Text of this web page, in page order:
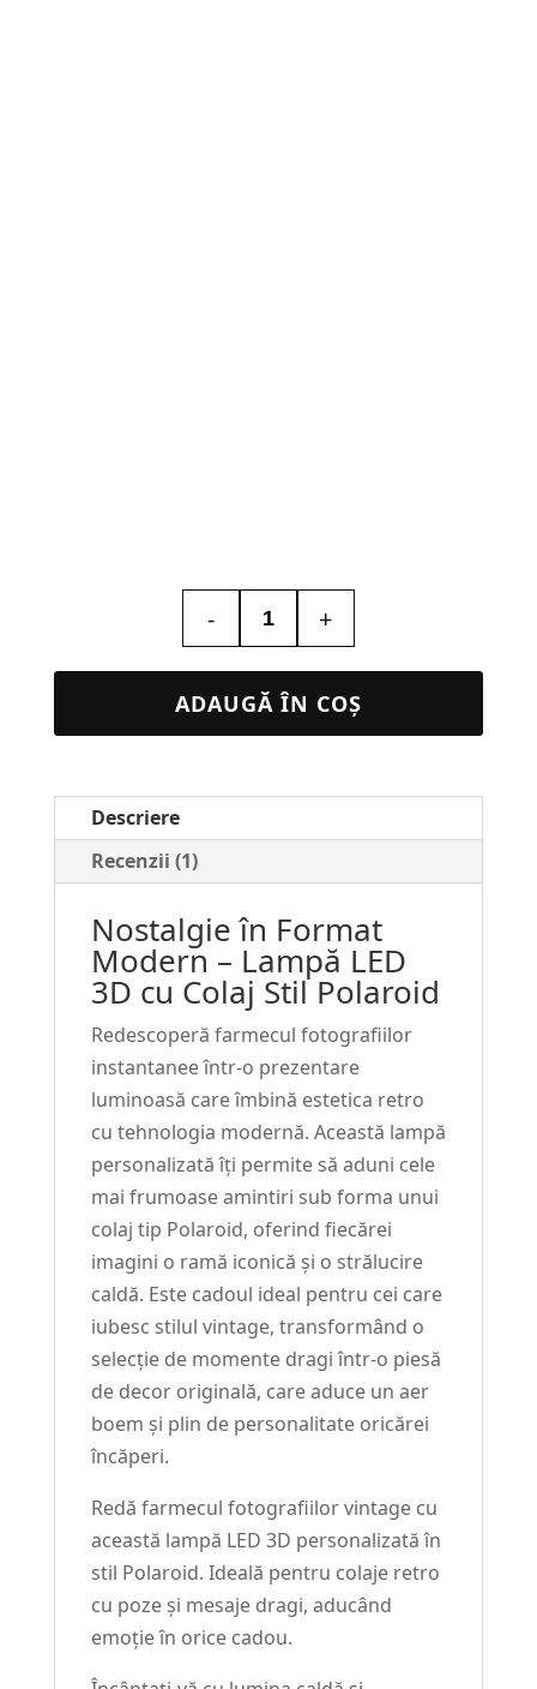
-
Cantitate
Lampa
LED
3D
Polaroid
Retro
Personalizat
#31
+
ADAUGĂ ÎN COȘ
Descriere
Recenzii (1)
Nostalgie în Format
Modern – Lampă LED
3D cu Colaj Stil Polaroid
Redescoperă farmecul fotografiilor
instantanee într-o prezentare
luminoasă care îmbină estetica retro
cu tehnologia modernă. Această lampă
personalizată îți permite să aduni cele
mai frumoase amintiri sub forma unui
colaj tip Polaroid, oferind fiecărei
imagini o ramă iconică și o strălucire
caldă. Este cadoul ideal pentru cei care
iubesc stilul vintage, transformând o
selecție de momente dragi într-o piesă
de decor originală, care aduce un aer
boem și plin de personalitate oricărei
încăperi.
Redă farmecul fotografiilor vintage cu
această lampă LED 3D personalizată în
stil Polaroid. Ideală pentru colaje retro
cu poze și mesaje dragi, aducând
emoție în orice cadou.